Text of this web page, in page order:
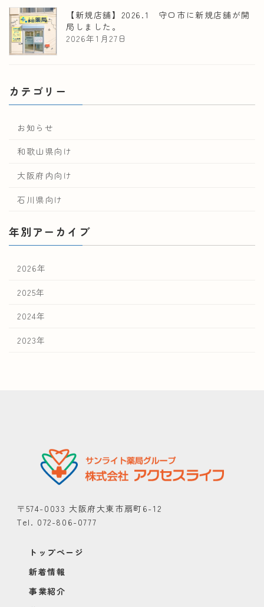
【新規店舗】2026.1 守口市に新規店舗が開
局しました。
2026年1月27日
カテゴリー
お知らせ
和歌山県向け
大阪府内向け
石川県向け
年別アーカイブ
2026年
2025年
2024年
2023年
〒574-0033 大阪府大東市扇町6-12
Tel. 072-806-0777
トップページ
新着情報
事業紹介